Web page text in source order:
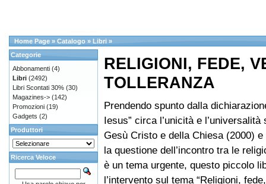
Home Page » Catalogo » Libri »
RELIGIONI, FEDE,
TOLLERANZA
Prendendo spunto dalla
Iesus” circa l’unicità e
Gesù Cristo e della Chiesa (2000)
la questione dell’incontro tra le
è un tema urgente, questo piccolo
l’intervento sul tema “Religioni,
Categorie
Abbonamenti (4)
Libri (2492)
Libri Scontati 30% (30)
Magazines-> (142)
Promozioni (19)
Gadgets (2)
Produttori
Ricerca Veloce